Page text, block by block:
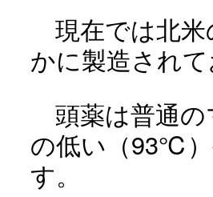
現在では北米
かに製造され
頭薬は普通の
の低い（93℃
す。